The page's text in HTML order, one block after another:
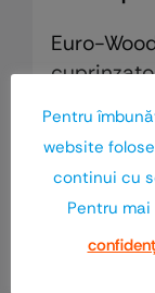
Euro-
online
pentru
accesorii,
multe
Pentru
website
continui cu
Pentru